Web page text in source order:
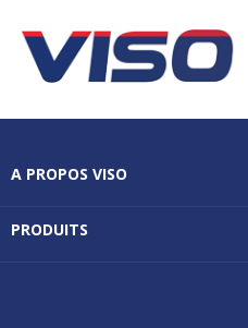
A PROPOS VISO
PRODUITS